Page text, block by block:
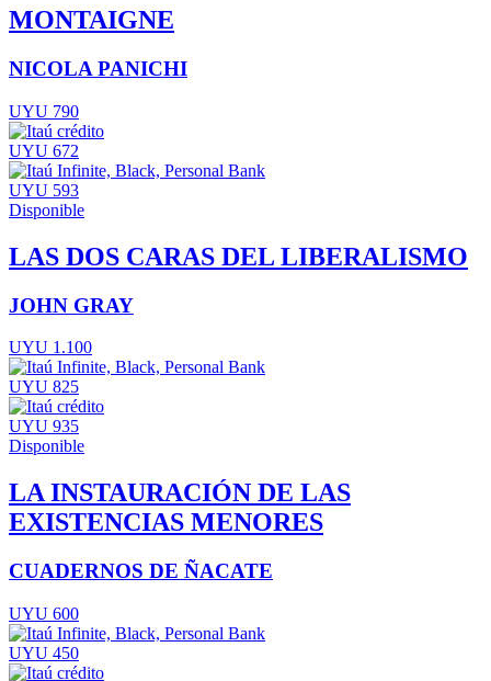
MONTAIGNE
NICOLA PANICHI
UYU 790
UYU 672
UYU 593
Disponible
LAS DOS CARAS DEL LIBERALISMO
JOHN GRAY
UYU 1.100
UYU 825
UYU 935
Disponible
LA INSTAURACIÓN DE LAS
EXISTENCIAS MENORES
CUADERNOS DE ÑACATE
UYU 600
UYU 450